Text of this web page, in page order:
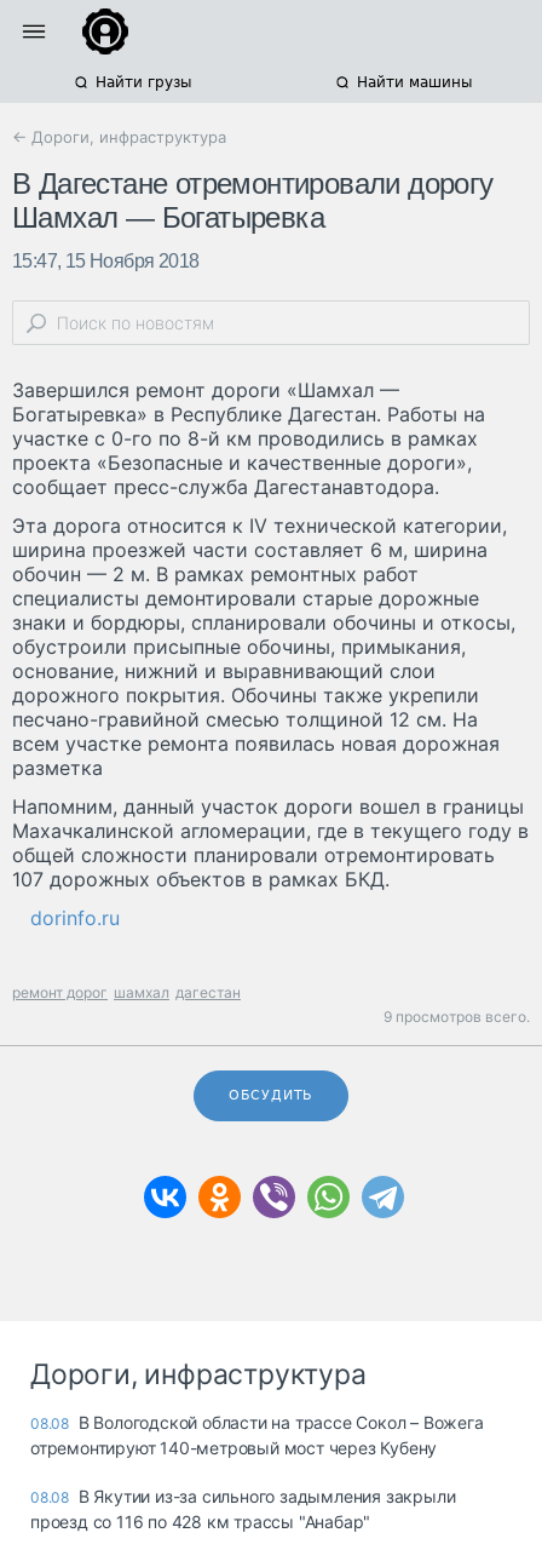
Найти грузы Найти машины
← Дороги, инфраструктура
В Дагестане отремонтировали дорогу
Шамхал — Богатыревка
15:47, 15 Ноября 2018
Завершился ремонт дороги «Шамхал —
Богатыревка» в Республике Дагестан. Работы на
участке с 0-го по 8-й км проводились в рамках
проекта «Безопасные и качественные дороги»,
сообщает пресс-служба Дагестанавтодора.
Эта дорога относится к IV технической категории,
ширина проезжей части составляет 6 м, ширина
обочин — 2 м. В рамках ремонтных работ
специалисты демонтировали старые дорожные
знаки и бордюры, спланировали обочины и откосы,
обустроили присыпные обочины, примыкания,
основание, нижний и выравнивающий слои
дорожного покрытия. Обочины также укрепили
песчано-гравийной смесью толщиной 12 см. На
всем участке ремонта появилась новая дорожная
разметка
Напомним, данный участок дороги вошел в границы
Махачкалинской агломерации, где в текущего году в
общей сложности планировали отремонтировать
107 дорожных объектов в рамках БКД.
dorinfo.ru
ремонт дорог шамхал дагестан
9 просмотров всего.
ОБСУДИТЬ
Дороги, инфраструктура
08.08 В Вологодской области на трассе Сокол – Вожега
отремонтируют 140-метровый мост через Кубену
08.08 В Якутии из-за сильного задымления закрыли
проезд со 116 по 428 км трассы "Анабар"